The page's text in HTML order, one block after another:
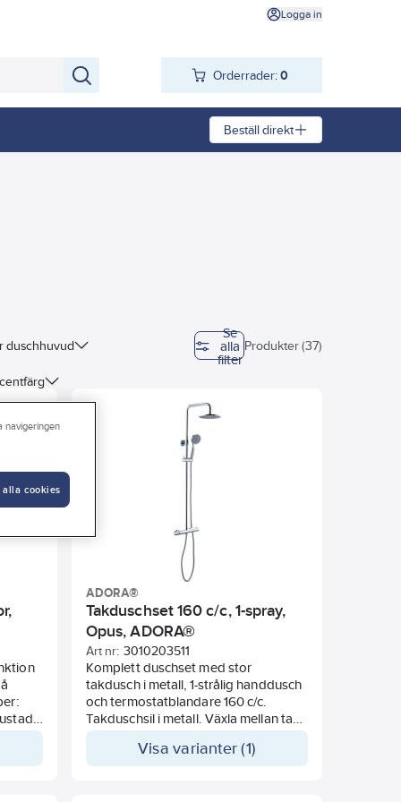
Logga in
Orderrader: 0
Beställ direkt
duschhuvud
Se
alla
filter
Produkter (37)
ADORA®
Takduschset 160 c/c, 1-spray,
Opus, ADORA®
Art nr: 3010203511
Komplett duschset med stor
takdusch i metall, 1-strålig handdusch
och termostatblandare 160 c/c.
Takduschsil i metall. Växla mellan tak-
omkastaren på blandaren.
Visa varianter (1)
navigeringen
alla cookies